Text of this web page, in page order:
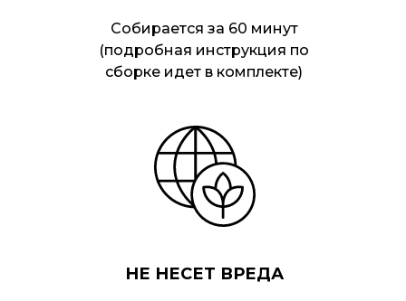
НЕ НЕСЕТ ВРЕДА
Собирается за 60 минут
(подробная инструкция по
сборке идет в комплекте)